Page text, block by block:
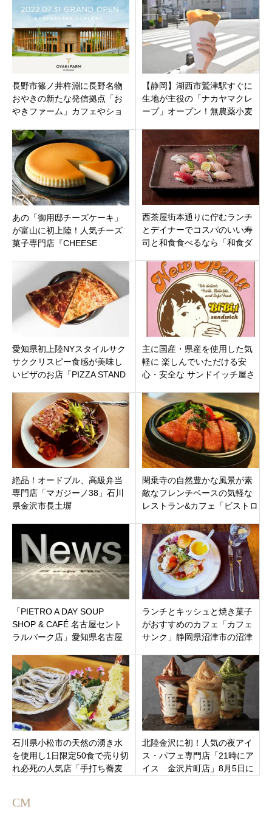
長野市篠ノ井杵淵に長野名物
おやきの新たな発信拠点「お
やきファーム」カフェやショ
学もできる！7月31日オープン
【静岡】湖西市鷲津駅すぐに
生地が主役の「ナカヤマクレ
ープ」オープン！無農薬小麦
あの「御用邸チーズケーキ」
が富山に初上陸！人気チーズ
菓子専門店『CHEESE
西茶屋街本通りに佇むランチ
とデイナーでコスパのいい寿
司と和食食べるなら「和食ダ
沢市野町
愛知県初上陸NYスタイルサク
サククリスピー食感が美味し
いピザのお店「PIZZA STAND
主に国産・県産を使用した気
軽に 楽しんでいただける安
心・安全な サンドイッチ屋さ
婦中町
絶品！オードブル、高級弁当
専門店「マガジーノ38」石川
県金沢市長土塀
閑乗寺の自然豊かな風景が素
敵なフレンチベースの気軽な
レストラン&カフェ「ビストロ
町
「PIETRO A DAY SOUP
SHOP & CAFÉ 名古屋セント
ラルパーク店」愛知県名古屋
ランチとキッシュと焼き菓子
がおすすめのカフェ「カフェ
サンク」静岡県沼津市の沼津
石川県小松市の天然の湧き水
を使用し1日限定50食で売り切
れ必死の人気店「手打ち蕎麦
北陸金沢に初！人気の夜アイ
ス・パフェ専門店「21時にア
イス 金沢片町店」8月5日に
CM